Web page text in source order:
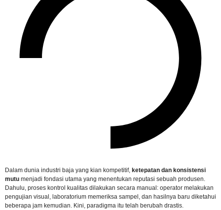
Dalam dunia industri baja yang kian kompetitif, ketepatan dan konsistensi
mutu menjadi fondasi utama yang menentukan reputasi sebuah produsen.
Dahulu, proses kontrol kualitas dilakukan secara manual: operator melakukan
pengujian visual, laboratorium memeriksa sampel, dan hasilnya baru diketahui
beberapa jam kemudian. Kini, paradigma itu telah berubah drastis.